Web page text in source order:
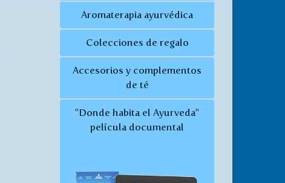
Aromaterapia ayurvédica
Colecciones de regalo
Accesorios y complementos
de té
"Donde habita el Ayurveda"
película documental